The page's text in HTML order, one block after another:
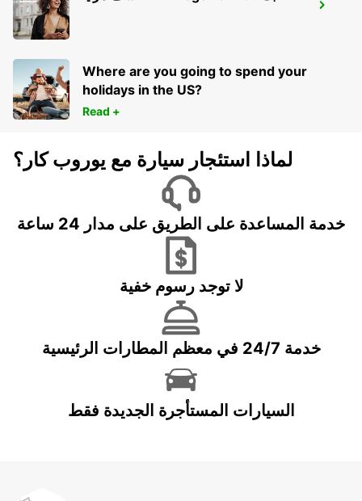
MAMOUDZOU HOTEL CARIBOU
MAMOUDZOU - MAYOTTE
Where are you going to spend your
holidays in the US?
Read +
لماذا استئجار سيارة مع يوروب كار؟
خدمة المساعدة على الطريق على مدار 24 ساعة
لا توجد رسوم خفية
خدمة 24/7 في معظم المطارات الرئيسية
السيارات المستأجرة الجديدة فقط